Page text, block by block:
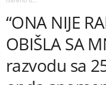
“ONA NIJE
OBIŠLA SA
razvodu sa